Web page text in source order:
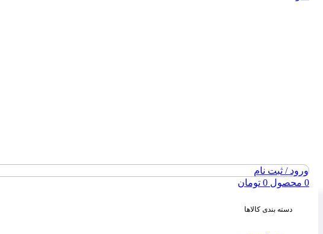
ورود / ثبت نام
0 محصول 0 تومان
دسته بندی کالاها